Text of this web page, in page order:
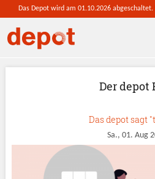
Direkt zum Inhalt
Das Depot wird am 01.10.2026
Partner werden
Sie sind hier
Der depot
Das depot sagt
Sa., 01. Aug